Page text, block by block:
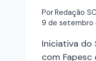
PorRedação
9 de setembro
Iniciativa do
com Fapesc